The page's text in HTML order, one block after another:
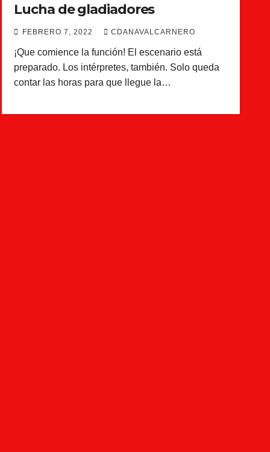
Lucha de gladiadores
FEBRERO 7, 2022 CDANAVALCARNERO
¡Que comience la función! El escenario está
preparado. Los intérpretes, también. Solo queda
contar las horas para que llegue la…